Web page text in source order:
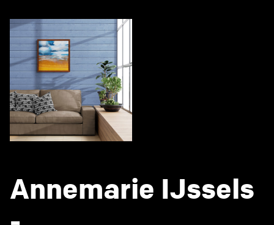
Annemarie IJssels